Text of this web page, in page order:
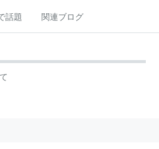
話題 関連ブログ